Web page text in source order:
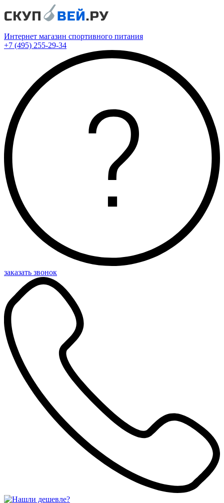
Интернет магазин спортивного питания
+7 (495) 255-29-34
заказать звонок